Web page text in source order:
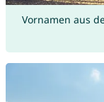
Vornamen aus